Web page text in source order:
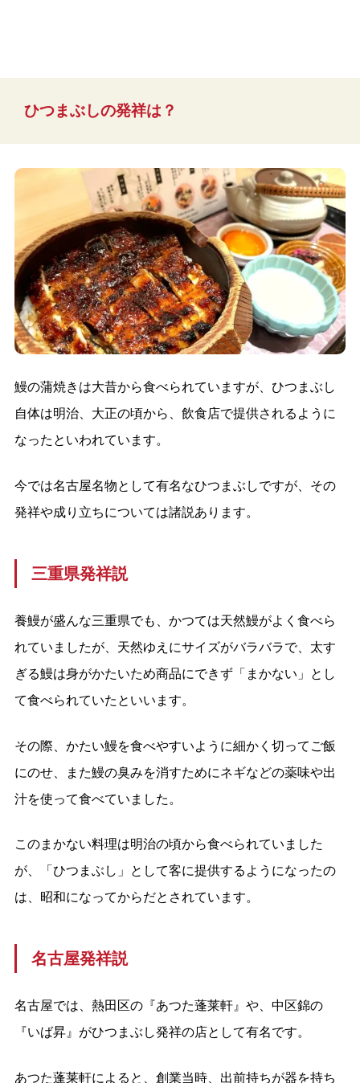
ひつまぶしの発祥は？
鰻の蒲焼きは大昔から食べられていますが、ひつまぶし
自体は明治、大正の頃から、飲食店で提供されるように
なったといわれています。
今では名古屋名物として有名なひつまぶしですが、その
発祥や成り立ちについては諸説あります。
三重県発祥説
養鰻が盛んな三重県でも、かつては天然鰻がよく食べら
れていましたが、天然ゆえにサイズがバラバラで、太す
ぎる鰻は身がかたいため商品にできず「まかない」とし
て食べられていたといいます。
その際、かたい鰻を食べやすいように細かく切ってご飯
にのせ、また鰻の臭みを消すためにネギなどの薬味や出
汁を使って食べていました。
このまかない料理は明治の頃から食べられていました
が、「ひつまぶし」として客に提供するようになったの
は、昭和になってからだとされています。
名古屋発祥説
名古屋では、熱田区の『あつた蓬莱軒』や、中区錦の
『いば昇』がひつまぶし発祥の店として有名です。
あつた蓬莱軒によると、創業当時、出前持ちが器を持ち